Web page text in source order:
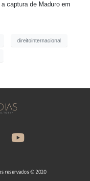
captura de Maduro em
direitointernacional
reservados © 2020